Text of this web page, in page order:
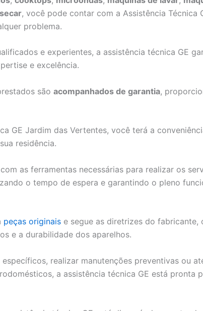
, você pode contar com a Assistência Técnica
problema.
e experientes, a assistência técnica GE
e excelência.
são acompanhados de garantia,
GE Jardim das Vertentes, você terá a
residência.
as ferramentas necessárias para realizar os
o tempo de espera e garantindo o pleno
peças originais e segue as diretrizes do fabricante,
e a durabilidade dos aparelhos.
realizar manutenções preventivas ou
a assistência técnica GE está pronta